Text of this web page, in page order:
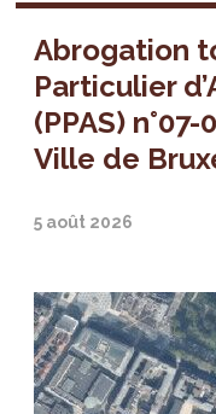
Abrogation
Particulier
(PPAS)
Ville de
5 août 2026